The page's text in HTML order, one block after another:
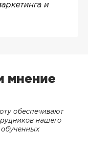
и
мнение
обеспечивают
нашего
обученных